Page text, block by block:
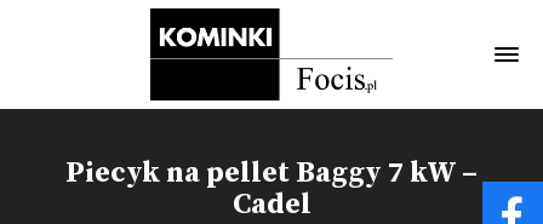
Piecyk na pellet Baggy 7 kW –
Cadel